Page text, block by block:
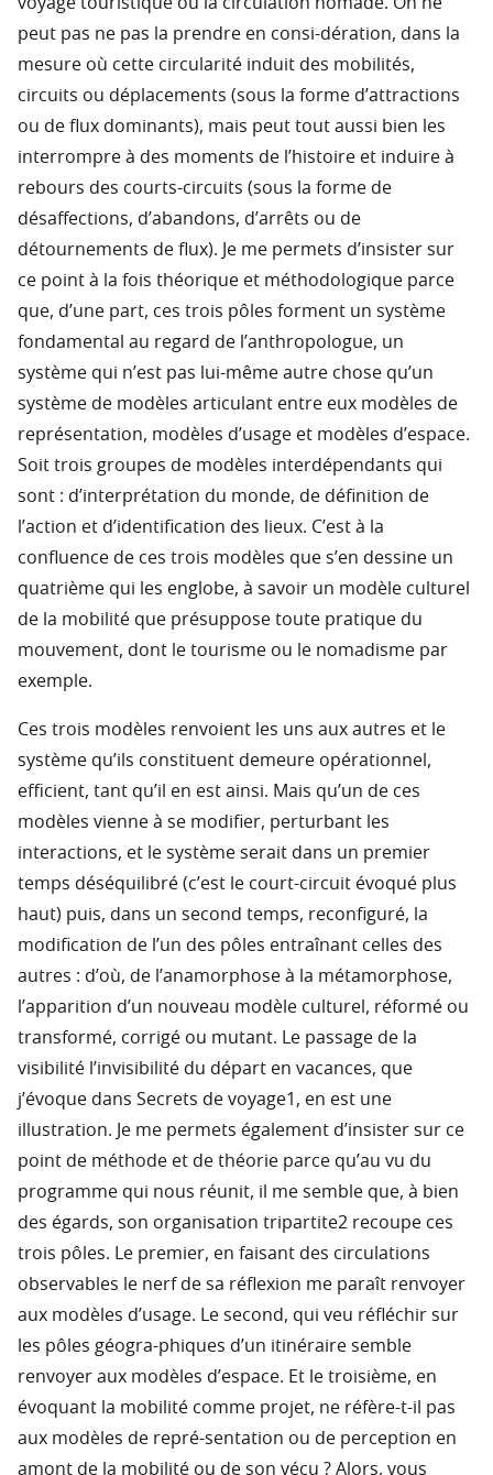
peut pas ne pas la prendre en consi-dération, dans la
mesure où cette circularité induit des mobilités,
circuits ou déplacements (sous la forme d’attractions
ou de flux dominants), mais peut tout aussi bien les
interrompre à des moments de l’histoire et induire à
rebours des courts-circuits (sous la forme de
désaffections, d’abandons, d’arrêts ou de
détournements de flux). Je me permets d’insister sur
ce point à la fois théorique et méthodologique parce
que, d’une part, ces trois pôles forment un système
fondamental au regard de l’anthropologue, un
système qui n’est pas lui-même autre chose qu’un
système de modèles articulant entre eux modèles de
représentation, modèles d’usage et modèles d’espace.
Soit trois groupes de modèles interdépendants qui
sont : d’interprétation du monde, de définition de
l’action et d’identification des lieux. C’est à la
confluence de ces trois modèles que s’en dessine un
quatrième qui les englobe, à savoir un modèle culturel
de la mobilité que présuppose toute pratique du
mouvement, dont le tourisme ou le nomadisme par
exemple.
Ces trois modèles renvoient les uns aux autres et le
système qu’ils constituent demeure opérationnel,
efficient, tant qu’il en est ainsi. Mais qu’un de ces
modèles vienne à se modifier, perturbant les
interactions, et le système serait dans un premier
temps déséquilibré (c’est le court-circuit évoqué plus
haut) puis, dans un second temps, reconfiguré, la
modification de l’un des pôles entraînant celles des
autres : d’où, de l’anamorphose à la métamorphose,
l’apparition d’un nouveau modèle culturel, réformé ou
transformé, corrigé ou mutant. Le passage de la
visibilité l’invisibilité du départ en vacances, que
j’évoque dans Secrets de voyage1, en est une
illustration. Je me permets également d’insister sur ce
point de méthode et de théorie parce qu’au vu du
programme qui nous réunit, il me semble que, à bien
des égards, son organisation tripartite2 recoupe ces
trois pôles. Le premier, en faisant des circulations
observables le nerf de sa réflexion me paraît renvoyer
aux modèles d’usage. Le second, qui veu réfléchir sur
les pôles géogra-phiques d’un itinéraire semble
renvoyer aux modèles d’espace. Et le troisième, en
évoquant la mobilité comme projet, ne réfère-t-il pas
aux modèles de repré-sentation ou de perception en
amont de la mobilité ou de son vécu ? Alors, vous